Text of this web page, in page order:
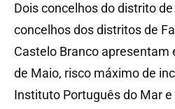
Dois concelhos do distrito
concelhos dos distritos de
Castelo Branco apresentam
de Maio, risco máximo de
Instituto Português do Mar